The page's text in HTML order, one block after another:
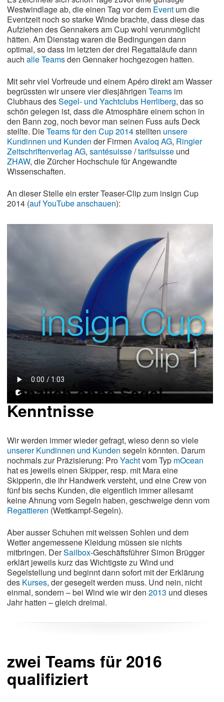
Westwindlage ab, die einen Tag vor dem Event um die
Eventzeit noch so starke Winde brachte, dass diese das
Aufziehen des Gennakers am Cup wohl verunmöglicht
hätten. Am Dienstag waren die Bedingungen dann
optimal, so dass im letzten der drei Regattaläufe dann
auch alle Teamsden Gennaker hochgezogen hatten.
Mit sehr viel Vorfreude und einem Apéro direkt am Wasser
begrüssten wir unsere vier diesjährigen Teams im
Clubhaus desSegel- und Yachtclubs Herrliberg, das so
schön gelegen ist, dass die Atmosphäre einem schon in
den Bann zog, noch bevor man seinen Fuss aufs Deck
stellte. DieTeams für den Cup 2014stellten unsere
Kundinnen und Kunden der Firmen Avaloq AG, Ringier
Zeitschriftenverlag AG, santésuisse/tarifsuisse und
ZHAW, die Zürcher Hochschule für Angewandte
Wissenschaften.
An dieser Stelle ein erster Teaser-Clip zum insign Cup
2014 (auf YouTube anschauen):
gänzlich ohne Segel-
Kenntnisse
Wir werden immer wieder gefragt, wieso denn so viele
unserer Kundinnen und Kunden segeln könnten. Darum
nochmals zur Präzisierung: ProYachtvom Typ mOcean
hat es jeweils einen Skipper, resp. mit Mara eine
Skipperin, die ihr Handwerk versteht, und eine Crew von
fünf bis sechs Kunden, die eigentlich immer allesamt
keine Ahnung vom Segeln haben, geschweige denn vom
Regattieren (Wettkampf-Segeln).
Aber ausser Schuhen mit weissen Sohlen und dem
Wetter angemessene Kleidung müssen sie nichts
mitbringen. DerSailbox-Geschäftsführer Simon Brügger
erklärt jeweils kurz das Wichtigste zu Wind und
Segelstellung und beginnt dann sofort mit der Erklärung
des Kurses, der gesegelt werden muss. Und nein, nicht
einmal, sondern – bei Wind wie wir den 2013 und dieses
Jahr hatten – gleich dreimal.
zwei Teams für 2016
qualifiziert